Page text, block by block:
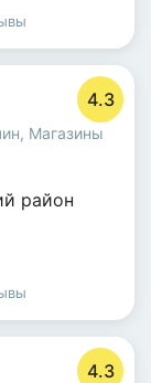
4.3
, Магазины
район
4.3